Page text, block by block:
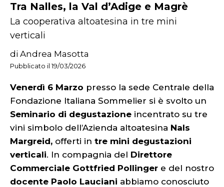
Tra Nalles, la Val d’Adige e Magrè
La cooperativa altoatesina in tre mini
verticali
di Andrea Masotta
Pubblicato il 19/03/2026
Venerdì 6 Marzo presso la sede Centrale della
Fondazione Italiana Sommelier si è svolto un
Seminario di degustazione incentrato su tre
vini simbolo dell’Azienda altoatesina Nals
Margreid, offerti in tre mini degustazioni
verticali. In compagnia del Direttore
Commerciale Gottfried Pollinger e del nostro
docente Paolo Lauciani abbiamo conosciuto